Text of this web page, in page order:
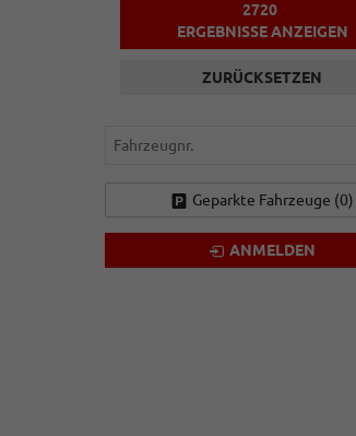
2720
ERGEBNISSE ANZEIGEN
ZURÜCKSETZEN
Fahrzeugnr.
Geparkte Fahrzeuge (0)
ANMELDEN